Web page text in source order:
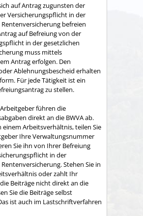
auf Antrag zugunsten der
Versicherungspflicht in der
befreien
auf Befreiung von der
in der gesetzlichen
muss mittels
Antrag erfolgen. Den
Ablehnungsbescheid erhalten
Für jede Tätigkeit ist ein
zu stellen.
führen die
direkt an die BWVA ab.
einem Arbeitsverhältnis, teilen Sie
Ihre Verwaltungsnummer
Sie ihn von Ihrer Befreiung
in der
Stehen Sie in
oder zahlt Ihr
Beiträge nicht direkt an die
Sie die Beiträge selbst
ist auch im Lastschriftverfahren